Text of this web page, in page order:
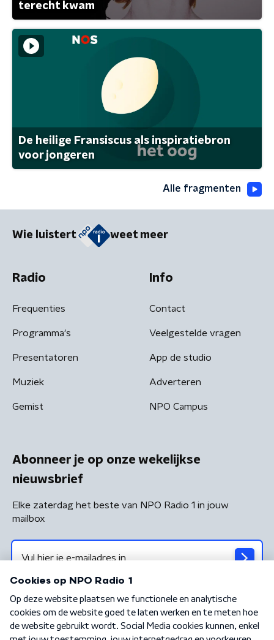
terecht kwam
De heilige Fransiscus als inspiratiebron
voor jongeren
Alle fragmenten
Wie luistert weet meer
Radio
Frequenties
Programma's
Presentatoren
Muziek
Gemist
Info
Contact
Veelgestelde vragen
App de studio
Adverteren
NPO Campus
Abonneer je op onze wekelijkse
nieuwsbrief
Elke zaterdag het beste van NPO Radio 1 in jouw
mailbox
Algemene voorwaarden